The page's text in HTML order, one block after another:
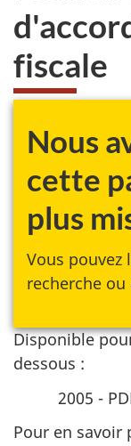
fiscale
Nous
cette
plus
Vous pouvez
recherche
Disponible
dessous :
2005 -
Pour en savoir